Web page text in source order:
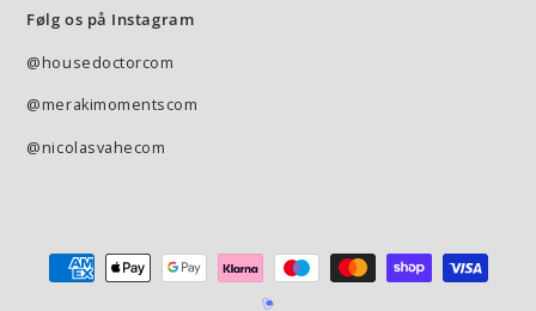
Følg os på Instagram
@housedoctorcom
@merakimomentscom
@nicolasvahecom
Betalingsmetode